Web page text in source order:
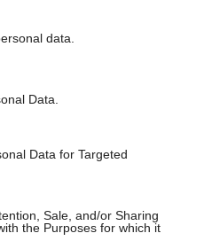
data.
Data.
Data for Targeted
Sale, and/or Sharing
the Purposes for which it
a treba
farebne
a čo je
lokality –
výkyvy.
v japonskom
záhrad
bonsaje